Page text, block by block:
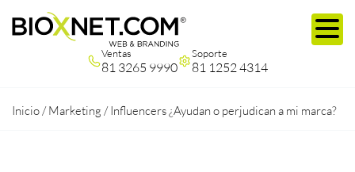
Ventas
81 3265 9990
Soporte
81 1252 4314
Inicio /Marketing /Influencers ¿Ayudan o perjudican a mi marca?